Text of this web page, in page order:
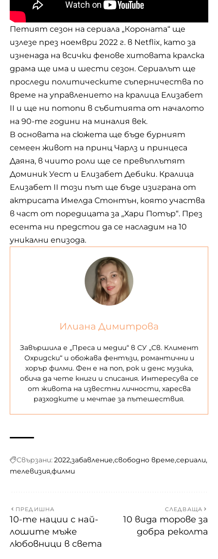
Петият сезон на сериала „Короната“ ще
излезе през ноември 2022 г. в Netflix, като за
изненада на всички фенове хитовата кралска
драма ще има и шести сезон. Сериалът ще
проследи политическите съперничества по
време на управлението на кралица Елизабет
II и ще ни потопи в събитията от началото
на 90-те години на миналия век.
В основата на сюжета ще бъде бурният
семеен живот на принц Чарлз и принцеса
Даяна, в чиито роли ще се превъплътят
Доминик Уест и Елизабет Дебики. Кралица
Елизабет II този път ще бъде изиграна от
актрисата Имелда Стонтън, която участва
в част от поредицата за „Хари Потър“. През
есента ни предстои да се насладим на 10
уникални епизода.
Илиана Димитрова
Завършила е „Преса и медии“ в СУ „Св. Климент
Охридски“ и обожава фентъзи, романтични и
хорър филми. Фен е на поп, рок и денс музика,
обича да чете книги и списания. Интересува се
от живота на известни личности, харесва
разходките и мечтае за пътешествия.
Свързани: 2022забавление свободно време сериали
телевизия филми
ПРЕДИШНА
10-те нации с най-
лошите мъже
любовници в света
СЛЕДВАЩА
10 вида торове за
добра реколта